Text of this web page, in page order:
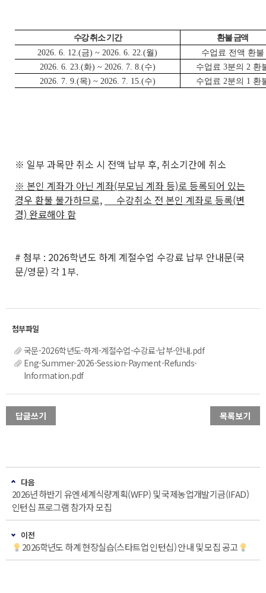
수강 취소 기간
환불 금액
2026. 6. 12.(금) ~ 2026. 6. 22.(월)
수업료 전액 환불
2026. 6. 23.(화) ~ 2026. 7. 8.(수)
수업료 3분의 2 환
2026. 7. 9.(목) ~ 2026. 7. 15.(수)
수업료 2분의 1 환
※ 일부 과목만 취소 시 전액 납부 후, 취소기간에 취소
※ 본인 계좌가 아닌 계좌(부모님 계좌 등)로 등록되어 있는
경우 환불 불가하므로,
수강취소 전 본인 계좌로 등록(변
경) 완료해야 함
# 첨부 : 2026학년도 하계 계절수업 수강료 납부 안내문(국
문/영문) 각 1부.
국문-2026학년도-하계-계절수업-수강료-납부-안내.pdf
Eng-Summer-2026-Session-Payment-Refunds-
Information.pdf
답글쓰기 목록보기
다음
2026년 하반기 유엔세계식량계획(WFP) 및 국제농업개발기금(IFAD)
인턴십 프로그램 참가자 모집
이전
2026학년도 하계 현장실습(스타트업 인턴십) 안내 및 모집 공고